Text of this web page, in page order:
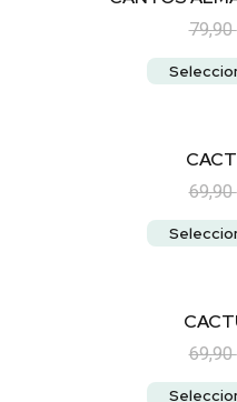
79,90
69,90
69,90